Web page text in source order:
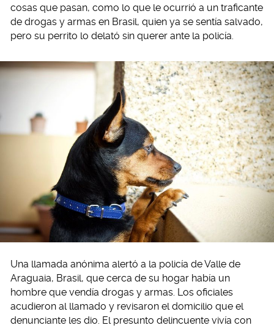
cosas que pasan, como lo que le ocurrió a un traficante
de drogas y armas en Brasil, quien ya se sentía salvado,
pero su perrito lo delató sin querer ante la policía.
Una llamada anónima alertó a la policía de Valle de
Araguaia, Brasil, que cerca de su hogar había un
hombre que vendía drogas y armas. Los oficiales
acudieron al llamado y revisaron el domicilio que el
denunciante les dio. El presunto delincuente vivía con